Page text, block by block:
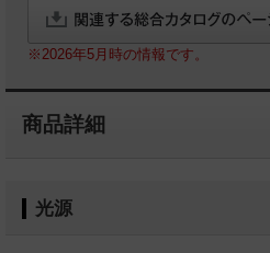
※2026年5月時の情報です。
商品詳細
光源